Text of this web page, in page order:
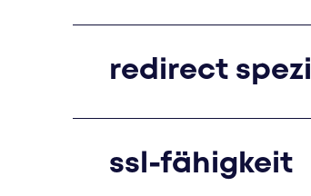
redirect
ssl-fähigkeit